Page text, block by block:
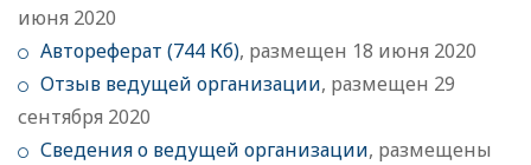
июня 2020
Автореферат (744 Кб), размещен 18 июня 2020
Отзыв ведущей организации, размещен 29
сентября 2020
Сведения о ведущей организации, размещены